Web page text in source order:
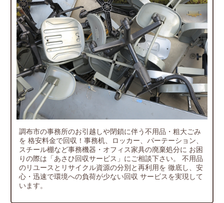
調布市の事務所のお引越しや閉鎖に伴う不用品・粗大ごみ
を 格安料金で回収！事務机、ロッカー、パーテーション、
スチール棚など事務機器・オフィス家具の廃棄処分に お困
りの際は「あさひ回収サービス」にご相談下さい。
不用品
のリユースとリサイクル資源の分別と再利用を 徹底し、安
心・迅速で環境への負荷が少ない回収 サービスを実現して
います。